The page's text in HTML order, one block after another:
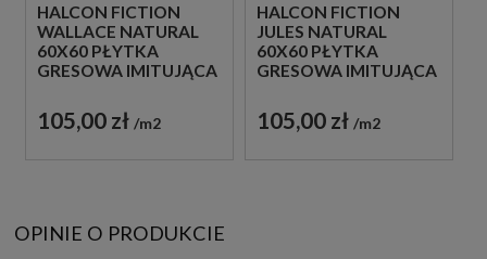
HALCON FICTION
WALLACE NATURAL
60X60 PŁYTKA
GRESOWA IMITUJĄCA
105,00 zł m2
HALCON FICTION
JULES NATURAL
60X60 PŁYTKA
GRESOWA IMITUJĄCA
105,00 zł m2
OPINIE O PRODUKCIE